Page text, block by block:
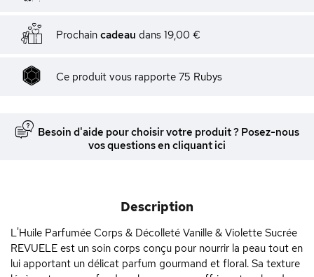
Prochain cadeau dans 19,00 €
Ce produit vous rapporte 75 Rubys
Besoin d'aide pour choisir votre produit ? Posez-nous
vos questions en cliquant ici
Description
L'Huile Parfumée Corps & Décolleté Vanille & Violette Sucrée
REVUELE est un soin corps conçu pour nourrir la peau tout en
lui apportant un délicat parfum gourmand et floral. Sa texture